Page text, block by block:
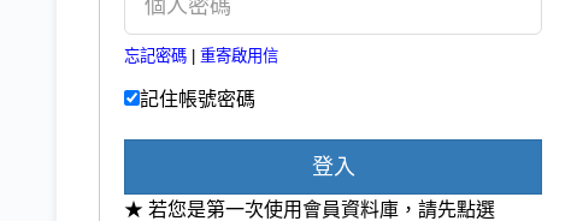
忘記密碼 重寄啟用信
記住帳號密碼
登入
★ 若您是第一次使用會員資料庫，請先點選